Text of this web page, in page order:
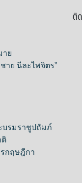
าย
าย นีละไพจิตร”
บรมราชูปถัมภ์
ติ
กฤษฎีกา
ติ